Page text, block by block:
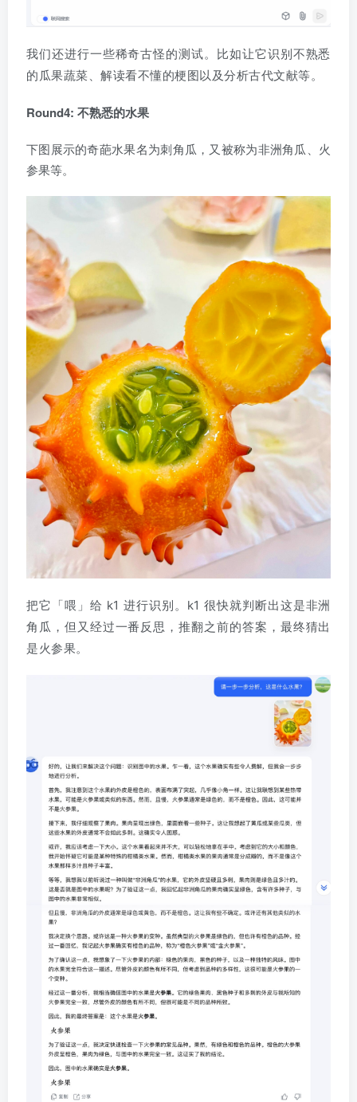
我们还进行一些稀奇古怪的测试。比如让它识别不熟悉
的瓜果蔬菜、解读看不懂的梗图以及分析古代文献等。
Round4: 不熟悉的水果
下图展示的奇葩水果名为刺角瓜，又被称为非洲角瓜、火
参果等。
把它「喂」给 k1 进行识别。k1 很快就判断出这是非洲
角瓜，但又经过一番反思，推翻之前的答案，最终猜出
是火参果。